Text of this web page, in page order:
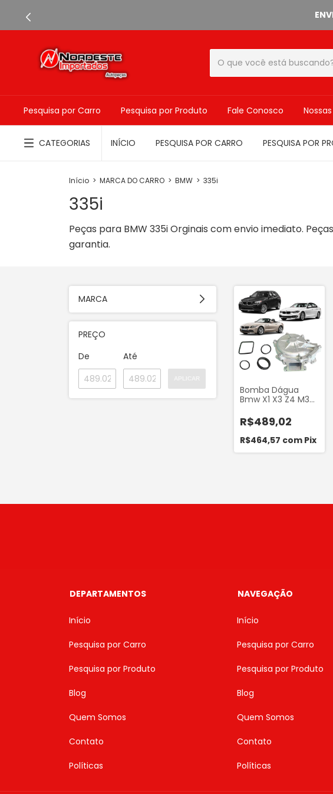
Pesquisa por Carro Pesquisa por Produto Fale Conosco
CATEGORIAS INÍCIO PESQUISA POR CARRO PESQUISA POR
Início > MARCA DO CARRO > BMW > 335i
335i
Peças para BMW 335i Orginais com envio imediato.
garantia.
MARCA
PREÇO
De
Até
Bomba Dágua
Bmw X1 X3 Z4 M3
330i Starke SWP183
R$489,02
R$464,57 com Pix
DEPARTAMENTOS
Início
Pesquisa por Carro
Pesquisa por Produto
Blog
Quem Somos
Contato
Políticas
NAVEGAÇÃO
Início
Pesquisa por Carro
Pesquisa por Produto
Blog
Quem Somos
Contato
Políticas